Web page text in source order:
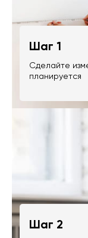
Шаг 1
Сделайте
планируется
Шаг 2